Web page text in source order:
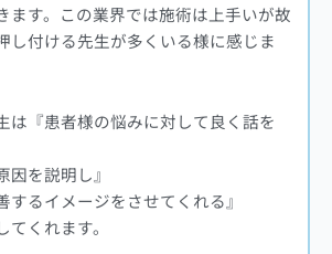
ます。この業界では施術は上手いが故
し付ける先生が多くいる様に感じま
は『患者様の悩みに対して良く話を
因を説明し』
するイメージをさせてくれる』
くれます。